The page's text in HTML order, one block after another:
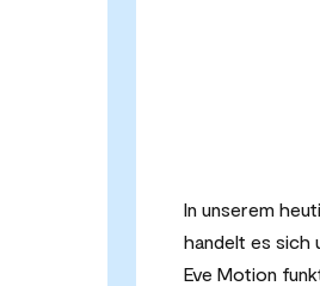
In unserem
handelt es sich
Eve Motion